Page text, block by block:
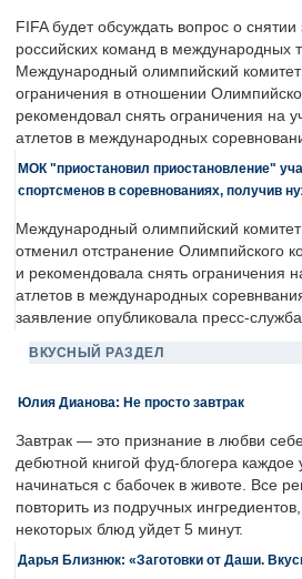
FIFA будет обсуждать вопрос о снятии
российских команд в международных
Международный олимпийский
ограничения в отношении
рекомендовал снять ограничения на
атлетов в международных
МОК "приостановил приостановление"
спортсменов в соревнованиях, получив
Международный олимпийский
отменил отстранение Олимпийского
и рекомендовала снять ограничения
атлетов в международных
заявление опубликовала пресс-
ВКУСНЫЙ РАЗДЕЛ
Юлия Дианова: Не просто завтрак
Завтрак — это признание в любви
дебютной книгой фуд-блогера каждое
начинаться с бабочек в животе. Все
повторить из подручных
некоторых блюд уйдет 5 минут.
Дарья Близнюк: «Заготовки от Даши.